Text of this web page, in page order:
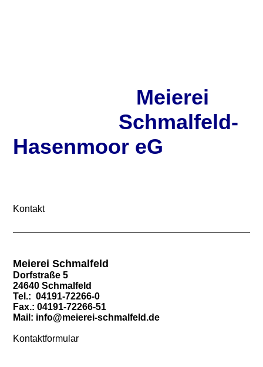
Meierei
Schmalfeld-
Hasenmoor eG
Kontakt
Meierei Schmalfeld
Dorfstraße 5
24640 Schmalfeld
Tel.: 04191-72266-0
Fax.: 04191-72266-51
Mail: info@meierei-schmalfeld.de
Kontaktformular